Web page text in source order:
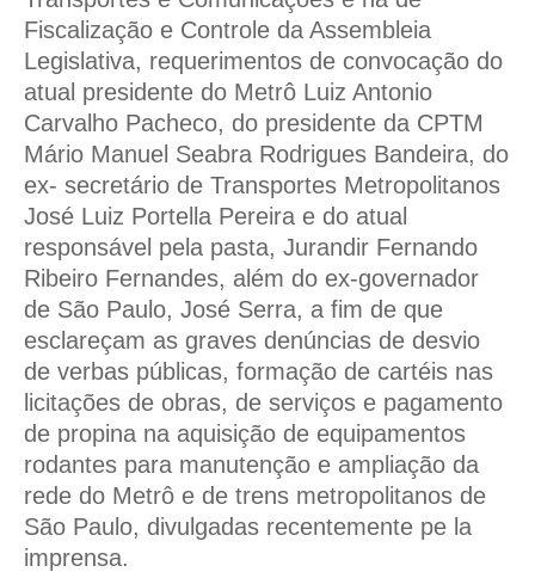
Fiscalização e Controle da Assembleia
Legislativa, requerimentos de convocação do
atual presidente do Metrô Luiz Antonio
Carvalho Pacheco, do presidente da CPTM
Mário Manuel Seabra Rodrigues Bandeira, do
ex- secretário de Transportes Metropolitanos
José Luiz Portella Pereira e do atual
responsável pela pasta, Jurandir Fernando
Ribeiro Fernandes, além do ex-governador
de São Paulo, José Serra, a fim de que
esclareçam as graves denúncias de desvio
de verbas públicas, formação de cartéis nas
licitações de obras, de serviços e pagamento
de propina na aquisição de equipamentos
rodantes para manutenção e ampliação da
rede do Metrô e de trens metropolitanos de
São Paulo, divulgadas recentemente pe la
imprensa.